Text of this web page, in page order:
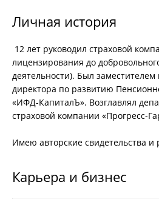
Личная история
12 лет руководил страховой
лицензирования до
деятельности). Был заместителем
директора по развитию
«ИФД-КапиталЪ». Возглавлял
страховой компании «Прогресс-
Имею авторские свидетельства и
Карьера и бизнес